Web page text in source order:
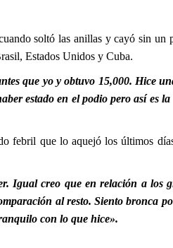
soltó las anillas y cayó sin un
Estados Unidos y Cuba.
que yo y obtuvo 15,000. Hice
estado en el podio pero así es
febril que lo aquejó los últimos
Igual creo que en relación a los
al resto. Siento bronca
con lo que hice».